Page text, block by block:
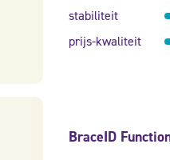
stabiliteit
prijs-kwaliteit
BraceID